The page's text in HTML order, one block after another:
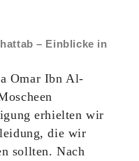
– Einblicke in
Omar Ibn Al-
erhielten wir
die wir
sollten. Nach